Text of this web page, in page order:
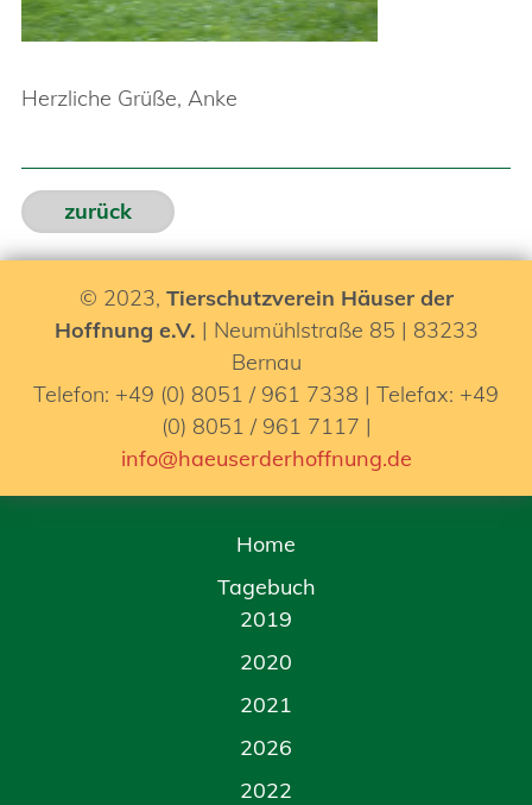
Herzliche Grüße, Anke
zurück
© 2023, Tierschutzverein Häuser der
Hoffnung e.V. | Neumühlstraße 85 | 83233
Bernau
Telefon: +49 (0) 8051 / 961 7338 | Telefax: +49
(0) 8051 / 961 7117 |
info@haeuserderhoffnung.de
Home
Tagebuch
2019
2020
2021
2026
2022